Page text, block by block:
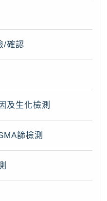
/確認
及生化檢測
篩檢測